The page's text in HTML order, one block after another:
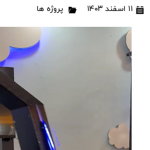
۱۱ اسفند ۱۴۰۳ پروژه ها